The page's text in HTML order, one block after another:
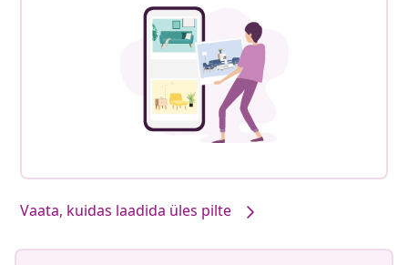
Vaata, kuidas laadida üles pilte